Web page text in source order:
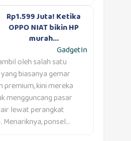
Rp1.599 Juta! Ketika
OPPO NIAT bikin HP
murah...
GadgetIn
oleh salah satu
biasanya gemar
premium, kini mereka
mengguncang pasar
lewat perangkat
ponsel...